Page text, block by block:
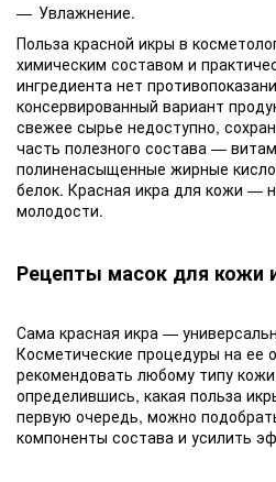
Увлажнение.
Польза красной икры в
химическим составом и
ингредиента нет
консервированный вариант
свежее сырье недоступно,
часть полезного состава —
полиненасыщенные жирные
белок. Красная икра для кожи —
молодости.
Рецепты масок для кожи
Сама красная икра —
Косметические процедуры на ее
рекомендовать любому типу
определившись, какая польза
первую очередь, можно
компоненты состава и усилить